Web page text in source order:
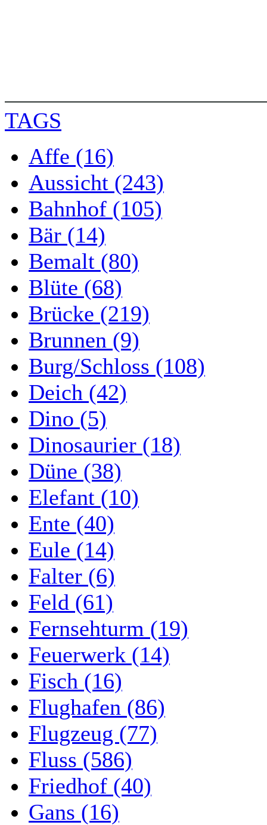
TAGS
Affe (16)
Aussicht (243)
Bahnhof (105)
Bär (14)
Bemalt (80)
Blüte (68)
Brücke (219)
Brunnen (9)
Burg/Schloss (108)
Deich (42)
Dino (5)
Dinosaurier (18)
Düne (38)
Elefant (10)
Ente (40)
Eule (14)
Falter (6)
Feld (61)
Fernsehturm (19)
Feuerwerk (14)
Fisch (16)
Flughafen (86)
Flugzeug (77)
Fluss (586)
Friedhof (40)
Gans (16)